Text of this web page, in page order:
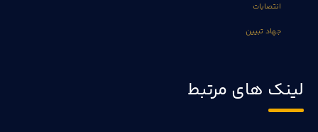
انتصابات
جهاد تبیین
لینک های مرتبط